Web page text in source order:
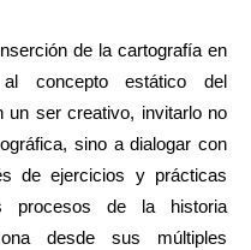
de la cartografía en
concepto estático del
un ser creativo, invitarlo no
sino a dialogar con
de ejercicios y prácticas
procesos de la historia
desde sus múltiples